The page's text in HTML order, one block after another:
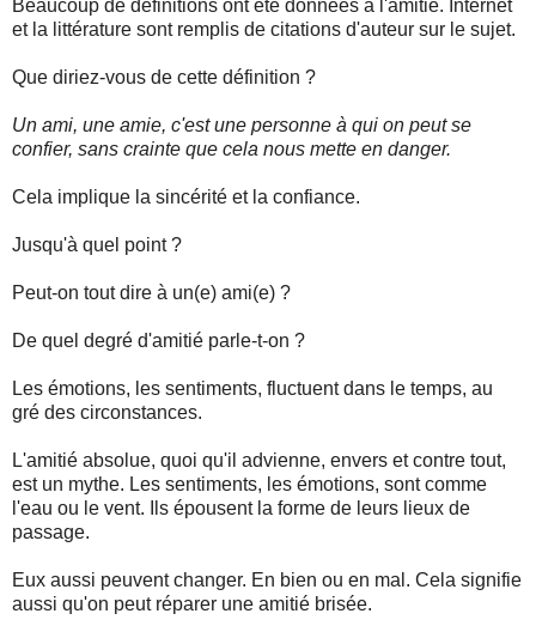
Beaucoup de définitions ont été données à l'amitié. Internet
et la littérature sont remplis de citations d'auteur sur le sujet.
Que diriez-vous de cette définition ?
Un ami, une amie, c'est une personne à qui on peut se
confier, sans crainte que cela nous mette en danger.
Cela implique la sincérité et la confiance.
Jusqu'à quel point ?
Peut-on tout dire à un(e) ami(e) ?
De quel degré d'amitié parle-t-on ?
Les émotions, les sentiments, fluctuent dans le temps, au
gré des circonstances.
L'amitié absolue, quoi qu'il advienne, envers et contre tout,
est un mythe. Les sentiments, les émotions, sont comme
l'eau ou le vent. Ils épousent la forme de leurs lieux de
passage.
Eux aussi peuvent changer. En bien ou en mal. Cela signifie
aussi qu'on peut réparer une amitié brisée.